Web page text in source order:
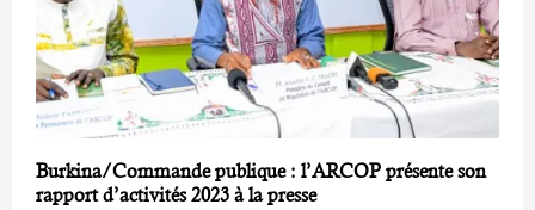
Burkina/Commande publique : l’ARCOP présente son
rapport d’activités 2023 à la presse